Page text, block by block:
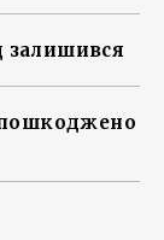
залишився